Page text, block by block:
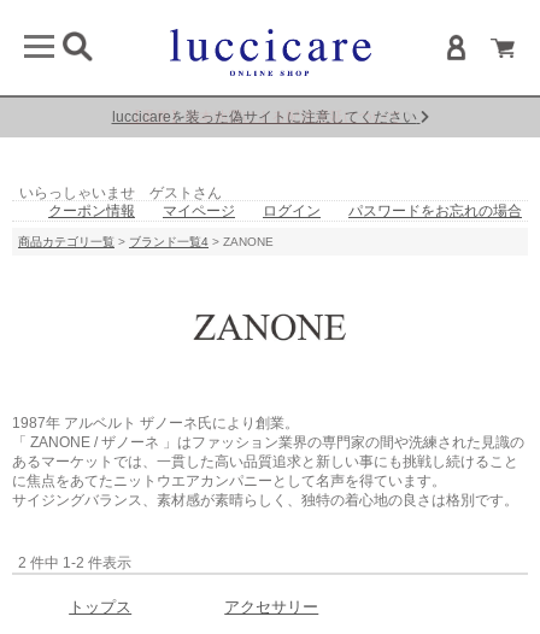
【重要】熊本地震による配送遅延について
luccicareを装った偽サイトに注意してください
いらっしゃいませ ゲストさん
クーポン情報
マイページ ログイン パスワードをお忘れの場合
商品カテゴリ一覧 > ブランド一覧4 > ZANONE
1987年 アルベルト ザノーネ氏により創業。
「 ZANONE / ザノーネ 」はファッション業界の専門家の間や洗練された見識の
あるマーケットでは、一貫した高い品質追求と新しい事にも挑戦し続けること
に焦点をあてたニットウエアカンパニーとして名声を得ています。
サイジングバランス、素材感が素晴らしく、独特の着心地の良さは格別です。
2 件中 1-2 件表示
トップス アクセサリー